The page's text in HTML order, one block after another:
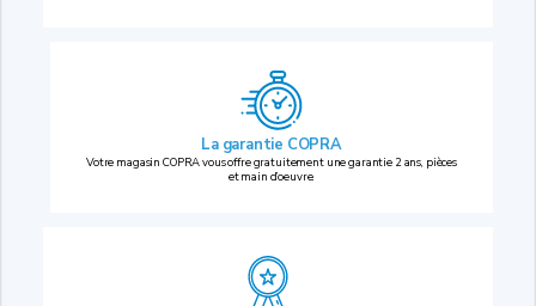
La garantie COPRA
Votre magasin COPRA vous offre gratuitement une garantie 2 ans, pièces
et main d’oeuvre.